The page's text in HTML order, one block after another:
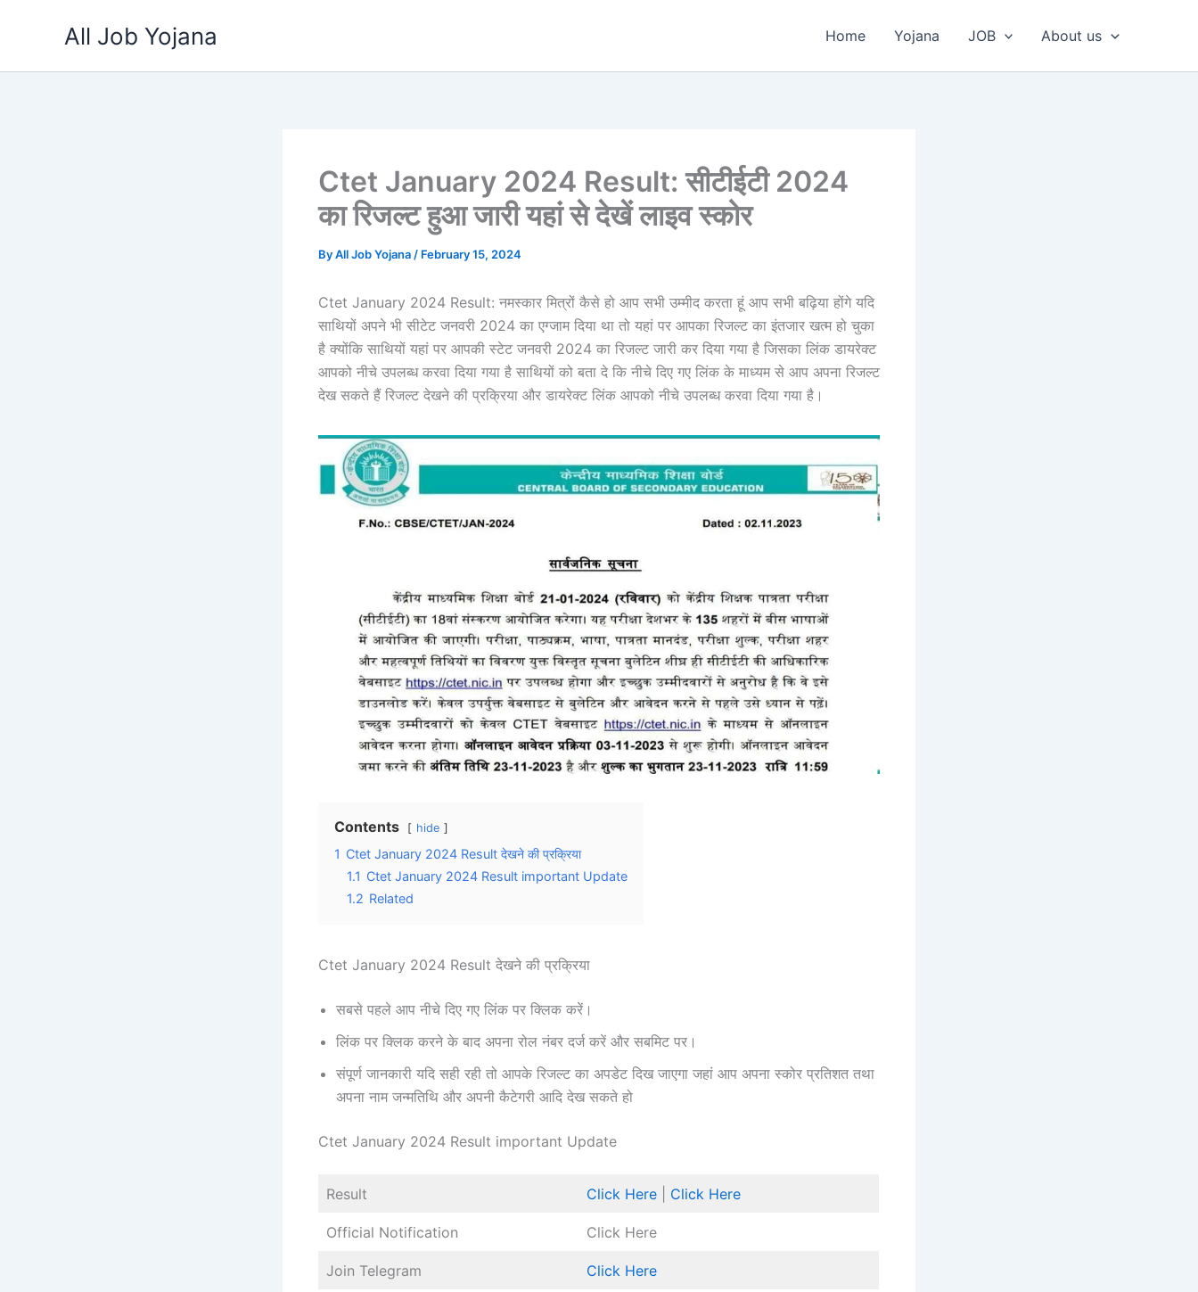
All Job Yojana Home Yojana JOB About us
Ctet January 2024 Result: सीटीईटी 2024
का रिजल्ट हुआ जारी यहां से देखें लाइव स्कोर
ByAll Job Yojana / February 15, 2024
Ctet January 2024 Result: नमस्कार मित्रों कैसे हो आप सभी उम्मीद करता हूं आप सभी बढ़िया होंगे यदि
साथियों अपने भी सीटेट जनवरी 2024 का एग्जाम दिया था तो यहां पर आपका रिजल्ट का इंतजार खत्म हो चुका
है क्योंकि साथियों यहां पर आपकी स्टेट जनवरी 2024 का रिजल्ट जारी कर दिया गया है जिसका लिंक डायरेक्ट
आपको नीचे उपलब्ध करवा दिया गया है साथियों को बता दे कि नीचे दिए गए लिंक के माध्यम से आप अपना रिजल्ट
देख सकते हैं रिजल्ट देखने की प्रक्रिया और डायरेक्ट लिंक आपको नीचे उपलब्ध करवा दिया गया है।
Contents hide
1 Ctet January 2024 Result देखने की प्रक्रिया
1.1 Ctet January 2024 Result important Update
1.2 Related
Ctet January 2024 Result देखने की प्रक्रिया
सबसे पहले आप नीचे दिए गए लिंक पर क्लिक करें।
लिंक पर क्लिक करने के बाद अपना रोल नंबर दर्ज करें और सबमिट पर।
संपूर्ण जानकारी यदि सही रही तो आपके रिजल्ट का अपडेट दिख जाएगा जहां आप अपना स्कोर प्रतिशत तथा
अपना नाम जन्मतिथि और अपनी कैटेगरी आदि देख सकते हो
Ctet January 2024 Result important Update
Result Click Here Click Here
Official Notification Click Here
Join Telegram Click Here